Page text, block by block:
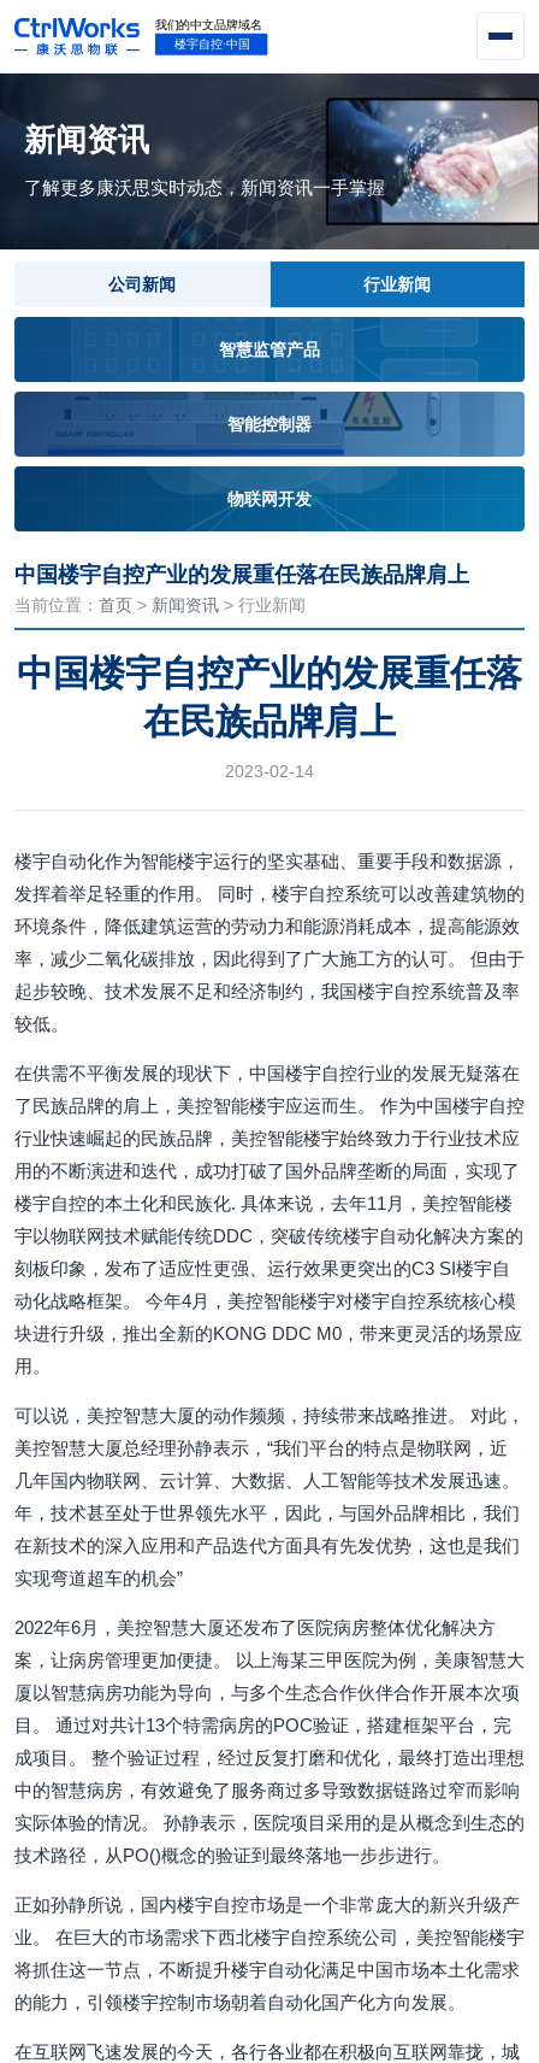
新闻资讯
了解更多康沃思实时动态，新闻资讯一手掌握
公司新闻 行业新闻
智慧监管产品
智能控制器
物联网开发
中国楼宇自控产业的发展重任落在民族品牌肩上
当前位置： 首页 > 新闻资讯 > 行业新闻
中国楼宇自控产业的发展重任落
在民族品牌肩上
2023-02-14
楼宇自动化作为智能楼宇运行的坚实基础、重要手段和数据源，
发挥着举足轻重的作用。 同时，楼宇自控系统可以改善建筑物的
环境条件，降低建筑运营的劳动力和能源消耗成本，提高能源效
率，减少二氧化碳排放，因此得到了广大施工方的认可。 但由于
起步较晚、技术发展不足和经济制约，我国楼宇自控系统普及率
较低。
在供需不平衡发展的现状下，中国楼宇自控行业的发展无疑落在
了民族品牌的肩上，美控智能楼宇应运而生。 作为中国楼宇自控
行业快速崛起的民族品牌，美控智能楼宇始终致力于行业技术应
用的不断演进和迭代，成功打破了国外品牌垄断的局面，实现了
楼宇自控的本土化和民族化. 具体来说，去年11月，美控智能楼
宇以物联网技术赋能传统DDC，突破传统楼宇自动化解决方案的
刻板印象，发布了适应性更强、运行效果更突出的C3 SI楼宇自
动化战略框架。 今年4月，美控智能楼宇对楼宇自控系统核心模
块进行升级，推出全新的KONG DDC M0，带来更灵活的场景应
用。
可以说，美控智慧大厦的动作频频，持续带来战略推进。 对此，
美控智慧大厦总经理孙静表示，“我们平台的特点是物联网，近
几年国内物联网、云计算、大数据、人工智能等技术发展迅速。
年，技术甚至处于世界领先水平，因此，与国外品牌相比，我们
在新技术的深入应用和产品迭代方面具有先发优势，这也是我们
实现弯道超车的机会”
2022年6月，美控智慧大厦还发布了医院病房整体优化解决方
案，让病房管理更加便捷。 以上海某三甲医院为例，美康智慧大
厦以智慧病房功能为导向，与多个生态合作伙伴合作开展本次项
目。 通过对共计13个特需病房的POC验证，搭建框架平台，完
成项目。 整个验证过程，经过反复打磨和优化，最终打造出理想
中的智慧病房，有效避免了服务商过多导致数据链路过窄而影响
实际体验的情况。 孙静表示，医院项目采用的是从概念到生态的
技术路径，从PO()概念的验证到最终落地一步步进行。
正如孙静所说，国内楼宇自控市场是一个非常庞大的新兴升级产
业。 在巨大的市场需求下西北楼宇自控系统公司，美控智能楼宇
将抓住这一节点，不断提升楼宇自动化满足中国市场本土化需求
的能力，引领楼宇控制市场朝着自动化国产化方向发展。
在互联网飞速发展的今天，各行各业都在积极向互联网靠拢，城